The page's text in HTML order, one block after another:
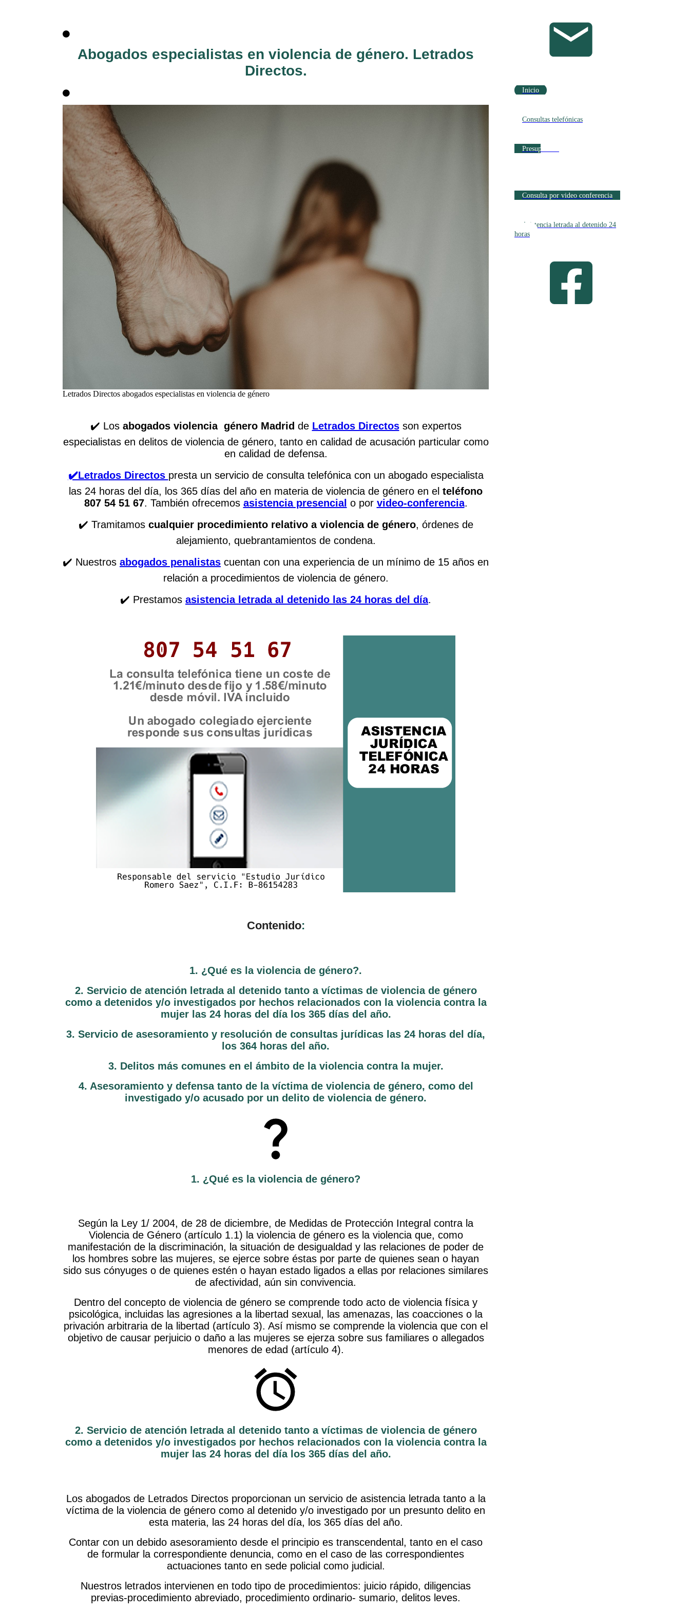
Abogados especialistas en violencia de género. Letrados
Directos.
Letrados Directos abogados especialistas en violencia de género
✔️ Los abogados violencia género Madrid de Letrados Directosson expertos
especialistas en delitos de violencia de género, tanto en calidad de acusación particular como
en calidad de defensa.
✔️Letrados Directos presta un servicio de consulta telefónica con un abogado especialista
las 24 horas del día, los 365 días del año en materia de violencia de género en el teléfono
807 54 51 67. También ofrecemos asistencia presencial o por video-conferencia.
✔️ Tramitamos cualquier procedimiento relativo a violencia de género, órdenes de
alejamiento, quebrantamientos de condena.
✔️ Nuestros abogados penalistas cuentan con una experiencia de un mínimo de 15 años en
relación a procedimientos de violencia de género.
✔️ Prestamos asistencia letrada al detenido las 24 horas del día.
Contenido:
1. ¿Qué es la violencia de género?.
2. Servicio de atención letrada al detenido tanto a víctimas de violencia de género
como a detenidos y/o investigados por hechos relacionados con la violencia contra la
mujer las 24 horas del día los 365 días del año.
3. Servicio de asesoramiento y resolución de consultas jurídicas las 24 horas del día,
los 364 horas del año.
3. Delitos más comunes en el ámbito de la violencia contra la mujer.
4. Asesoramiento y defensa tanto de la víctima de violencia de género, como del
investigado y/o acusado por un delito de violencia de género.
1. ¿Qué es la violencia de género?
Según la Ley 1/ 2004, de 28 de diciembre, de Medidas de Protección Integral contra la
Violencia de Género (artículo 1.1) la violencia de género es la violencia que, como
manifestación de la discriminación, la situación de desigualdad y las relaciones de poder de
los hombres sobre las mujeres, se ejerce sobre éstas por parte de quienes sean o hayan
sido sus cónyuges o de quienes estén o hayan estado ligados a ellas por relaciones similares
de afectividad, aún sin convivencia.
Dentro del concepto de violencia de género se comprende todo acto de violencia física y
psicológica, incluidas las agresiones a la libertad sexual, las amenazas, las coacciones o la
privación arbitraria de la libertad (artículo 3). Así mismo se comprende la violencia que con el
objetivo de causar perjuicio o daño a las mujeres se ejerza sobre sus familiares o allegados
menores de edad (artículo 4).
2. Servicio de atención letrada al detenido tanto a víctimas de violencia de género
como a detenidos y/o investigados por hechos relacionados con la violencia contra la
mujer las 24 horas del día los 365 días del año.
Los abogados de Letrados Directos proporcionan un servicio de asistencia letrada tanto a la
víctima de la violencia de género como al detenido y/o investigado por un presunto delito en
esta materia, las 24 horas del día, los 365 días del año.
Contar con un debido asesoramiento desde el principio es transcendental, tanto en el caso
de formular la correspondiente denuncia, como en el caso de las correspondientes
actuaciones tanto en sede policial como judicial.
Nuestros letrados intervienen en todo tipo de procedimientos: juicio rápido, diligencias
previas-procedimiento abreviado, procedimiento ordinario- sumario, delitos leves.
Inicio
Consultas telefónicas
Presupuestos
Consulta por video conferencia
Asistencia letrada al detenido 24
horas